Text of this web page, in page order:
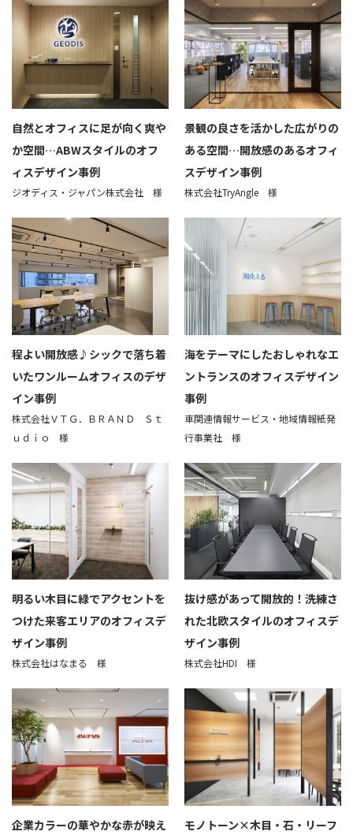
自然とオフィスに足が向く爽や
か空間…ABWスタイルのオフ
ィスデザイン事例
ジオディス・ジャパン株式会社 様
景観の良さを活かした広がりの
ある空間…開放感のあるオフィ
スデザイン事例
株式会社TryAngle 様
程よい開放感♪シックで落ち着
いたワンルームオフィスのデザ
イン事例
株式会社ＶＴＧ．ＢＲＡＮＤ Ｓｔ
ｕｄｉｏ 様
海をテーマにしたおしゃれなエ
ントランスのオフィスデザイン
事例
車関連情報サービス・地域情報紙発
行事業社 様
明るい木目に緑でアクセントを
つけた来客エリアのオフィスデ
ザイン事例
株式会社はなまる 様
抜け感があって開放的！洗練さ
れた北欧スタイルのオフィスデ
ザイン事例
株式会社HDI 様
企業カラーの華やかな赤が映え
モノトーン×木目・石・リーフ